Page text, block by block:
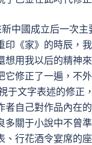
中國成立后一次
印《家》的時辰，
想用我以后的精神
它修正了一遍，不
于文字表述的修正
者自己對作品內在
多關于小說中不曾
、行花酒令宴席的